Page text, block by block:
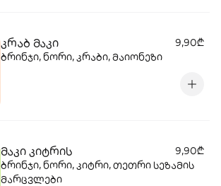
კრაბ მაკი
9,90₾
ბრინჯი, ნორი, კრაბი, მაიონეზი
მაკი კიტრის
9,90₾
ბრინჯი, ნორი, კიტრი, თეთრი სეზამის
მარცვლები